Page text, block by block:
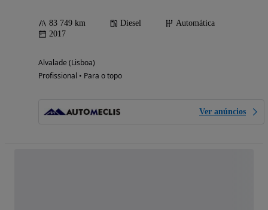
83 749 km Diesel
Automática
2017
Alvalade (Lisboa)
Profissional • Para o topo
Ver anúncios